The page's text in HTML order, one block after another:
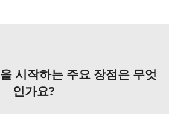
시작하는 주요 장점은 무엇
인가요?